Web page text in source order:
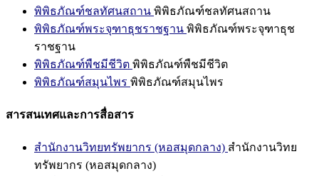
พิพิธภัณฑ์ชลทัศนสถาน พิพิธภัณฑ์ชลทัศนสถาน
พิพิธภัณฑ์พระจุฑาธุชราชฐาน พิพิธภัณฑ์พระจุฑาธุช
ราชฐาน
พิพิธภัณฑ์พืชมีชีวิต พิพิธภัณฑ์พืชมีชีวิต
พิพิธภัณฑ์สมุนไพร พิพิธภัณฑ์สมุนไพร
สารสนเทศและการสื่อสาร
สำนักงานวิทยทรัพยากร (หอสมุดกลาง) สำนักงานวิทย
ทรัพยากร (หอสมุดกลาง)